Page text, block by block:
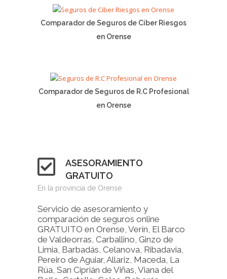
Comparador de Seguros de Ciber Riesgos
en Orense
Comparador de Seguros de R.C Profesional
en Orense
ASESORAMIENTO
GRATUITO
En la provincia de Orense
Servicio de asesoramiento y
comparación de seguros online
GRATUITO en Orense, Verín, El Barco
de Valdeorras, Carballino, Ginzo de
Limia, Barbadás, Celanova, Ribadavia,
Pereiro de Aguiar, Allariz, Maceda, La
Rúa, San Ciprián de Viñas, Viana del